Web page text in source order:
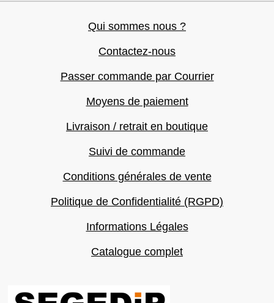
Qui sommes nous ?
Contactez-nous
Passer commande par Courrier
Moyens de paiement
Livraison / retrait en boutique
Suivi de commande
Conditions générales de vente
Politique de Confidentialité (RGPD)
Informations Légales
Catalogue complet